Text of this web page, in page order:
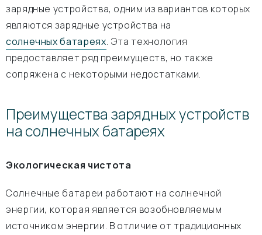
зарядные устройства, одним из вариантов которых
являются зарядные устройства на
солнечных батареях. Эта технология
предоставляет ряд преимуществ, но также
сопряжена с некоторыми недостатками.
Преимущества зарядных устройств
на солнечных батареях
Экологическая чистота
Солнечные батареи работают на солнечной
энергии, которая является возобновляемым
источником энергии. В отличие от традиционных